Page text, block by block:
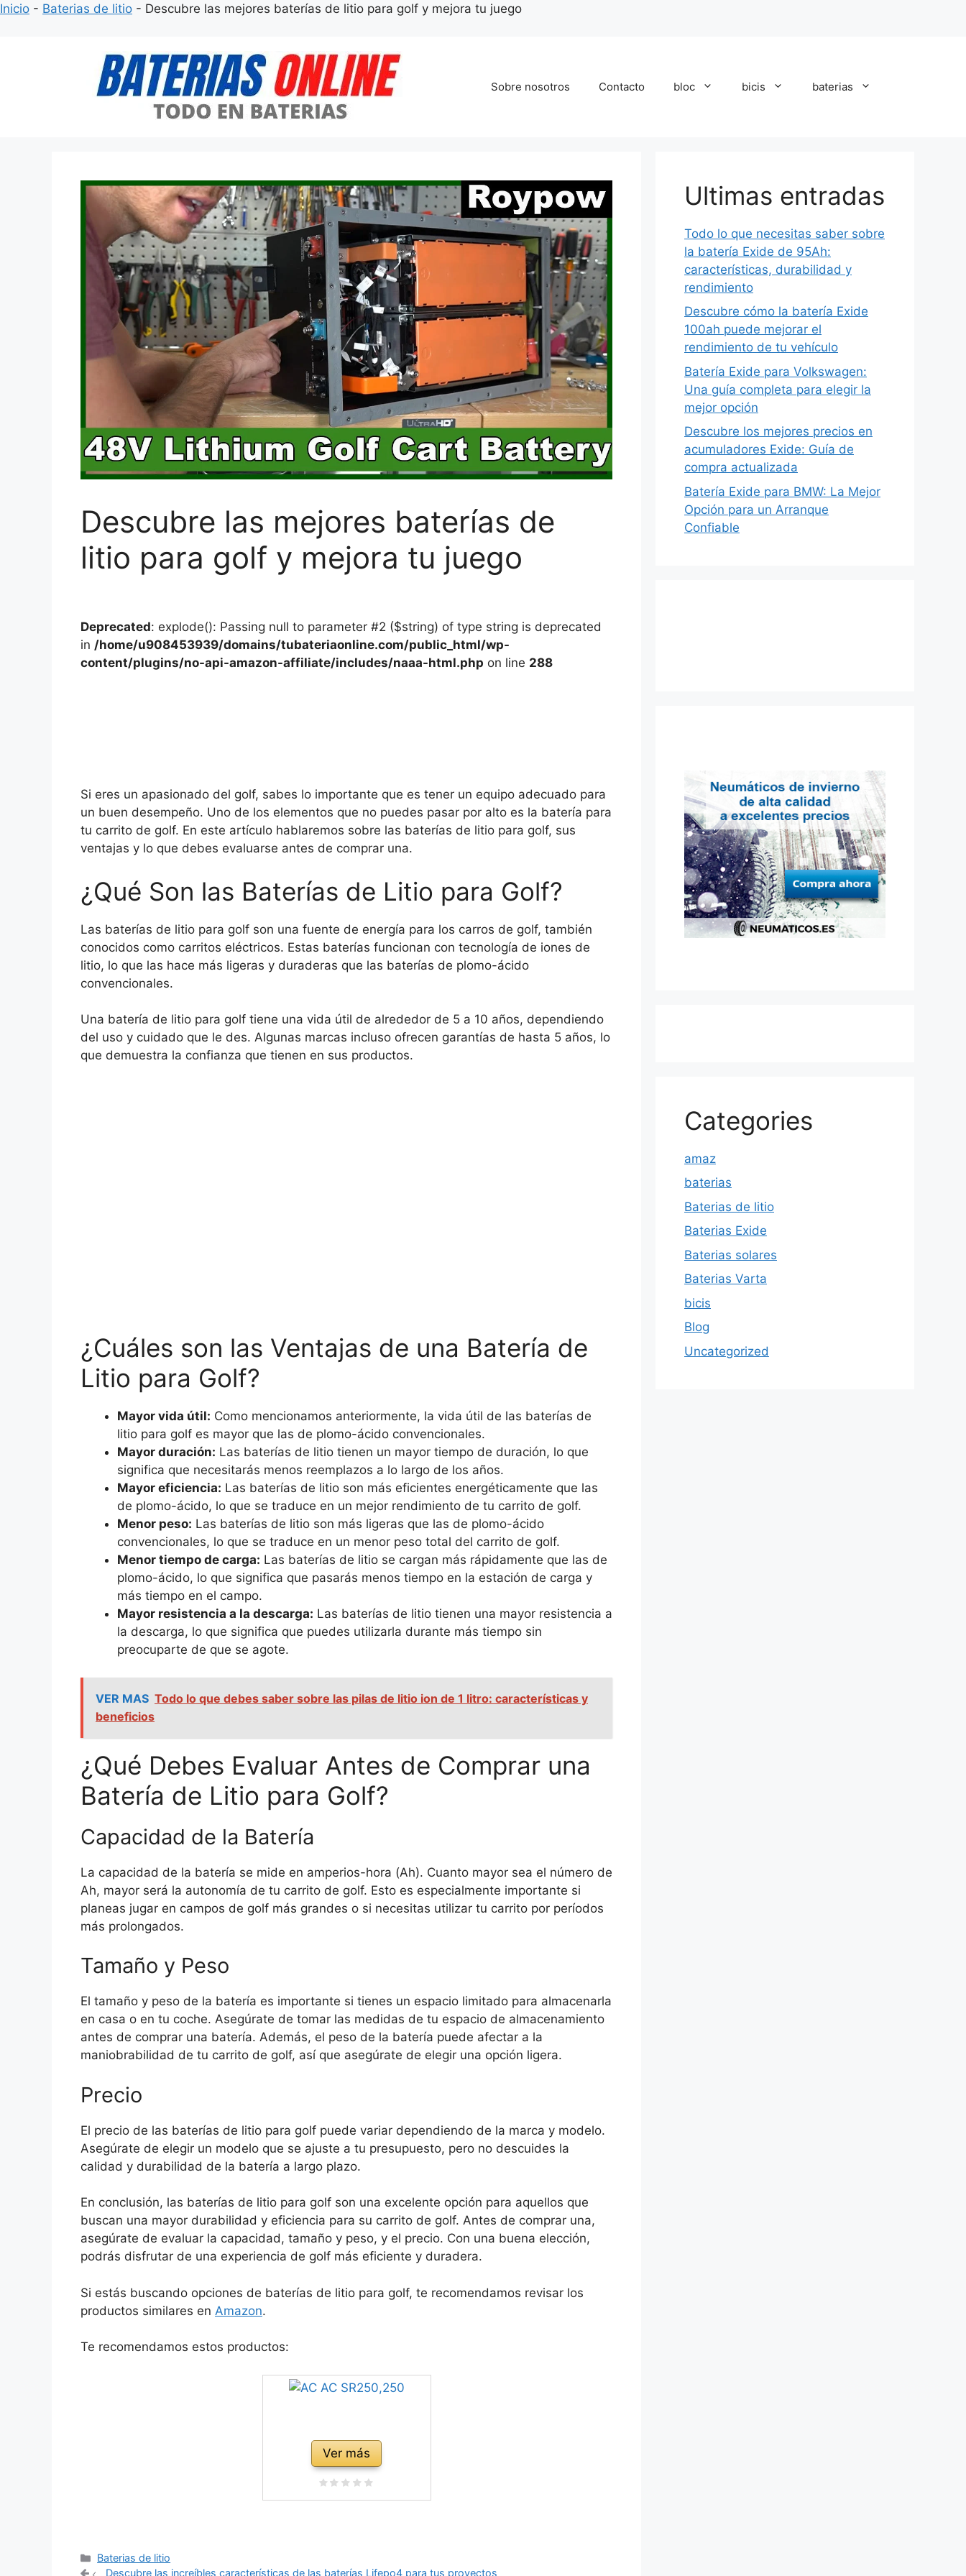
Inicio - Baterias de litio - Descubre las mejores baterías de litio para golf y mejora tu juego
Sobre nosotros Contacto bloc bicis baterias
Descubre las mejores baterías de
litio para golf y mejora tu juego
Deprecated: explode(): Passing null to parameter #2 ($string) of type string is deprecated
in /home/u908453939/domains/tubateriaonline.com/public_html/wp-
content/plugins/no-api-amazon-affiliate/includes/naaa-html.php on line 288
Si eres un apasionado del golf, sabes lo importante que es tener un equipo adecuado para
un buen desempeño. Uno de los elementos que no puedes pasar por alto es la batería para
tu carrito de golf. En este artículo hablaremos sobre las baterías de litio para golf, sus
ventajas y lo que debes evaluarse antes de comprar una.
¿Qué Son las Baterías de Litio para Golf?
Las baterías de litio para golf son una fuente de energía para los carros de golf, también
conocidos como carritos eléctricos. Estas baterías funcionan con tecnología de iones de
litio, lo que las hace más ligeras y duraderas que las baterías de plomo-ácido
convencionales.
Una batería de litio para golf tiene una vida útil de alrededor de 5 a 10 años, dependiendo
del uso y cuidado que le des. Algunas marcas incluso ofrecen garantías de hasta 5 años, lo
que demuestra la confianza que tienen en sus productos.
¿Cuáles son las Ventajas de una Batería de
Litio para Golf?
Mayor vida útil: Como mencionamos anteriormente, la vida útil de las baterías de
litio para golf es mayor que las de plomo-ácido convencionales.
Mayor duración: Las baterías de litio tienen un mayor tiempo de duración, lo que
significa que necesitarás menos reemplazos a lo largo de los años.
Mayor eficiencia: Las baterías de litio son más eficientes energéticamente que las
de plomo-ácido, lo que se traduce en un mejor rendimiento de tu carrito de golf.
Menor peso: Las baterías de litio son más ligeras que las de plomo-ácido
convencionales, lo que se traduce en un menor peso total del carrito de golf.
Menor tiempo de carga: Las baterías de litio se cargan más rápidamente que las de
plomo-ácido, lo que significa que pasarás menos tiempo en la estación de carga y
más tiempo en el campo.
Mayor resistencia a la descarga: Las baterías de litio tienen una mayor resistencia a
la descarga, lo que significa que puedes utilizarla durante más tiempo sin
preocuparte de que se agote.
VER MAS Todo lo que debes saber sobre las pilas de litio ion de 1 litro: características y
beneficios
¿Qué Debes Evaluar Antes de Comprar una
Batería de Litio para Golf?
Capacidad de la Batería
La capacidad de la batería se mide en amperios-hora (Ah). Cuanto mayor sea el número de
Ah, mayor será la autonomía de tu carrito de golf. Esto es especialmente importante si
planeas jugar en campos de golf más grandes o si necesitas utilizar tu carrito por períodos
más prolongados.
Tamaño y Peso
El tamaño y peso de la batería es importante si tienes un espacio limitado para almacenarla
en casa o en tu coche. Asegúrate de tomar las medidas de tu espacio de almacenamiento
antes de comprar una batería. Además, el peso de la batería puede afectar a la
maniobrabilidad de tu carrito de golf, así que asegúrate de elegir una opción ligera.
Precio
El precio de las baterías de litio para golf puede variar dependiendo de la marca y modelo.
Asegúrate de elegir un modelo que se ajuste a tu presupuesto, pero no descuides la
calidad y durabilidad de la batería a largo plazo.
En conclusión, las baterías de litio para golf son una excelente opción para aquellos que
buscan una mayor durabilidad y eficiencia para su carrito de golf. Antes de comprar una,
asegúrate de evaluar la capacidad, tamaño y peso, y el precio. Con una buena elección,
podrás disfrutar de una experiencia de golf más eficiente y duradera.
Si estás buscando opciones de baterías de litio para golf, te recomendamos revisar los
productos similares en Amazon.
Te recomendamos estos productos:
Ver más
Categorías
Baterias de litio
Navegación
Descubre las increíbles características de las baterías Lifepo4 para tus proyectos
Ultimas entradas
Todo lo que necesitas saber sobre
la batería Exide de 95Ah:
características, durabilidad y
rendimiento
Descubre cómo la batería Exide
100ah puede mejorar el
rendimiento de tu vehículo
Batería Exide para Volkswagen:
Una guía completa para elegir la
mejor opción
Descubre los mejores precios en
acumuladores Exide: Guía de
compra actualizada
Batería Exide para BMW: La Mejor
Opción para un Arranque
Confiable
Categories
amaz
baterias
Baterias de litio
Baterias Exide
Baterias solares
Baterias Varta
bicis
Blog
Uncategorized